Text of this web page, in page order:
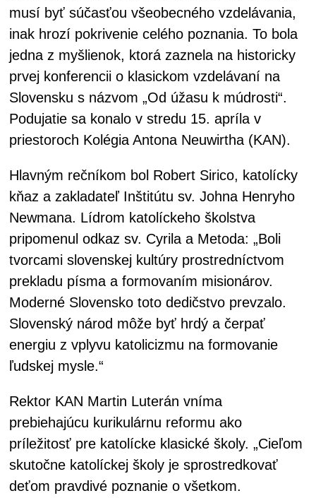
musí byť súčasťou všeobecného vzdelávania,
inak hrozí pokrivenie celého poznania. To bola
jedna z myšlienok, ktorá zaznela na historicky
prvej konferencii o klasickom vzdelávaní na
Slovensku s názvom „Od úžasu k múdrosti“.
Podujatie sa konalo v stredu 15. apríla v
priestoroch Kolégia Antona Neuwirtha (KAN).
Hlavným rečníkom bol Robert Sirico, katolícky
kňaz a zakladateľ Inštitútu sv. Johna Henryho
Newmana. Lídrom katolíckeho školstva
pripomenul odkaz sv. Cyrila a Metoda: „Boli
tvorcami slovenskej kultúry prostredníctvom
prekladu písma a formovaním misionárov.
Moderné Slovensko toto dedičstvo prevzalo.
Slovenský národ môže byť hrdý a čerpať
energiu z vplyvu katolicizmu na formovanie
ľudskej mysle.“
Rektor KAN Martin Luterán vníma
prebiehajúcu kurikulárnu reformu ako
príležitosť pre katolícke klasické školy. „Cieľom
skutočne katolíckej školy je sprostredkovať
deťom pravdivé poznanie o všetkom.